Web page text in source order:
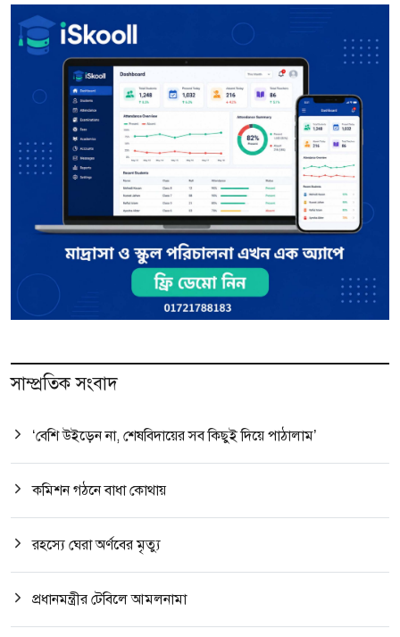
সাম্প্রতিক সংবাদ
‘বেশি উইড়েন না, শেষবিদায়ের সব কিছুই দিয়ে পাঠালাম’
কমিশন গঠনে বাধা কোথায়
রহস্যে ঘেরা অর্ণবের মৃত্যু
প্রধানমন্ত্রীর টেবিলে আমলনামা